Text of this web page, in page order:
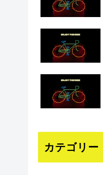
カテゴリー